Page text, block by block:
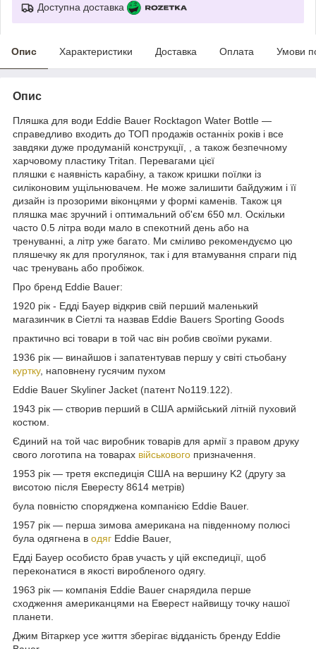
Доступна доставка
Опис Характеристики Доставка Оплата Умови
Опис
Пляшка для води Eddie Bauer Rocktagon Water Bottle —
справедливо входить до ТОП продажів останніх років і все
завдяки дуже продуманій конструкції, , а також безпечному
харчовому пластику Tritan. Перевагами цієї
пляшки є наявність карабіну, а також кришки поїлки із
силіконовим ущільнювачем. Не може залишити байдужим і її
дизайн із прозорими віконцями у формі каменів. Також ця
пляшка має зручний і оптимальний об'єм 650 мл. Оскільки
часто 0.5 літра води мало в спекотний день або на
тренуванні, а літр уже багато. Ми сміливо рекомендуємо цю
пляшечку як для прогулянок, так і для втамування спраги під
час тренувань або пробіжок.
Про бренд Eddie Bauer:
1920 рік - Едді Бауер відкрив свій перший маленький
магазинчик в Сіетлі та назвав Eddie Bauers Sporting Goods
практично всі товари в той час він робив своїми руками.
1936 рік — винайшов і запатентував першу у світі стьобану
куртку, наповнену гусячим пухом
Eddie Bauer Skyliner Jacket (патент No119.122).
1943 рік — створив перший в США армійський літній пуховий
костюм.
Єдиний на той час виробник товарів для армії з правом друку
свого логотипа на товарах військового призначення.
1953 рік — третя експедиція США на вершину K2 (другу за
висотою після Евересту 8614 метрів)
була повністю споряджена компанією Eddie Bauer.
1957 рік — перша зимова американа на південному полюсі
була одягнена в одяг Eddie Bauer,
Едді Бауер особисто брав участь у цій експедиції, щоб
переконатися в якості виробленого одягу.
1963 рік — компанія Eddie Bauer снарядила перше
сходження американцями на Еверест найвищу точку нашої
планети.
Джим Вітаркер усе життя зберігає відданість бренду Eddie